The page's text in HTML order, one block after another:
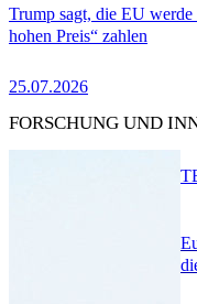
Trump sagt, die EU
hohen Preis“ zahlen
25.07.2026
FORSCHUNG UND